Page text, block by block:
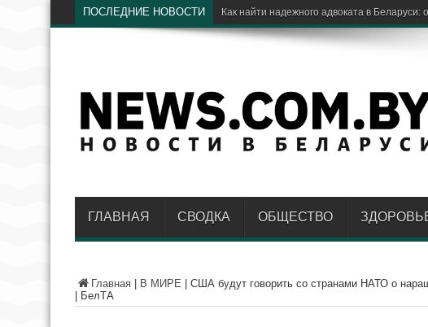
ПОСЛЕДНИЕ НОВОСТИ Э
ГЛАВНАЯ СВОДКА ОБЩЕСТВО
Главная В МИРЕ
США будут говорить со странами НАТО о
| БелТА